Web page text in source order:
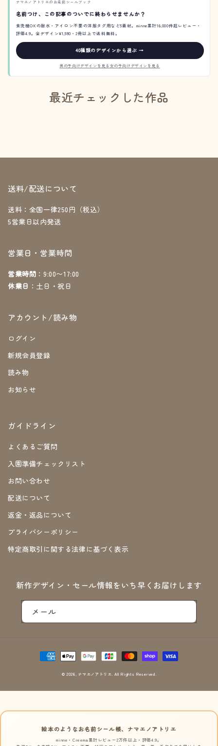
ナマエノアトリエのお名前シールブック
名前つけ、この記事のついでに終わらせませんか？
食洗機OKの耐水・アイロン不要の洋服タグ用など5素材。minne累計16,000件超レビュー・
評価4.9。全デザイン¥1,580・2冊以上で送料無料。
40種類のデザインから選ぶ →
男の子向けデザインを見る 女の子向けデザインを見る
最近チェックした作品
送料/配送について
送料：全国一律250円（税込）
5営業日以内発送
営業日・営業時間
営業時間 ：9:00〜17:00
休業日 ：土日・祝日
アカウント/読み物
ログイン
新規会員登録
読み物
お知らせ
ガイドライン
よくあるご質問
入園準備チェックリスト
お問い合わせ
配送について
返金・返品について
プライバシーポリシー
特定商取引に関する法律に基づく表示
新作デザイン・セール情報をいち早くお届けします
メール
決
済
© 2026, ナマエノアトリエ. All Rights Reserved.
絵本のようなお名前シール帳、ナマエノアトリエ
minne・Creema累計レビュー2万件以上・評価4.9。